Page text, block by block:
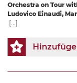
Orchestra on Tour
Ludovico Einaudi,
[...]